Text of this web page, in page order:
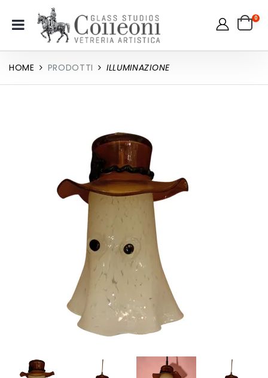
0
HOME PRODOTTI ILLUMINAZIONE